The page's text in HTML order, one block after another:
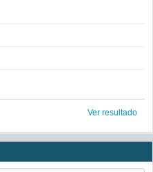
Ver resultado